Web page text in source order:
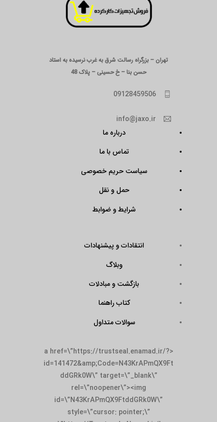
تهران – بزرگراه رسالت شرق به غرب نرسیده به استاد
حسن بنا – خ حسینی – پلاک 48
09128459506
info@jaxo.ir
درباره ما
تماس با ما
سیاست حریم خصوصی
حمل و نقل
شرایط و ضوابط
انتقادات و پیشنهادات
وبلاگ
بازگشت و مبادلات
کتاب راهنما
سوالات متداول
<a href=\”https://trustseal.enamad.ir/?
id=141472&amp;Code=N43KrAPmQX9Ft
ddGRk0W\” target=\”_blank\”
rel=\”noopener\”><img
id=\”N43KrAPmQX9FtddGRk0W\”
style=\”cursor: pointer;\”